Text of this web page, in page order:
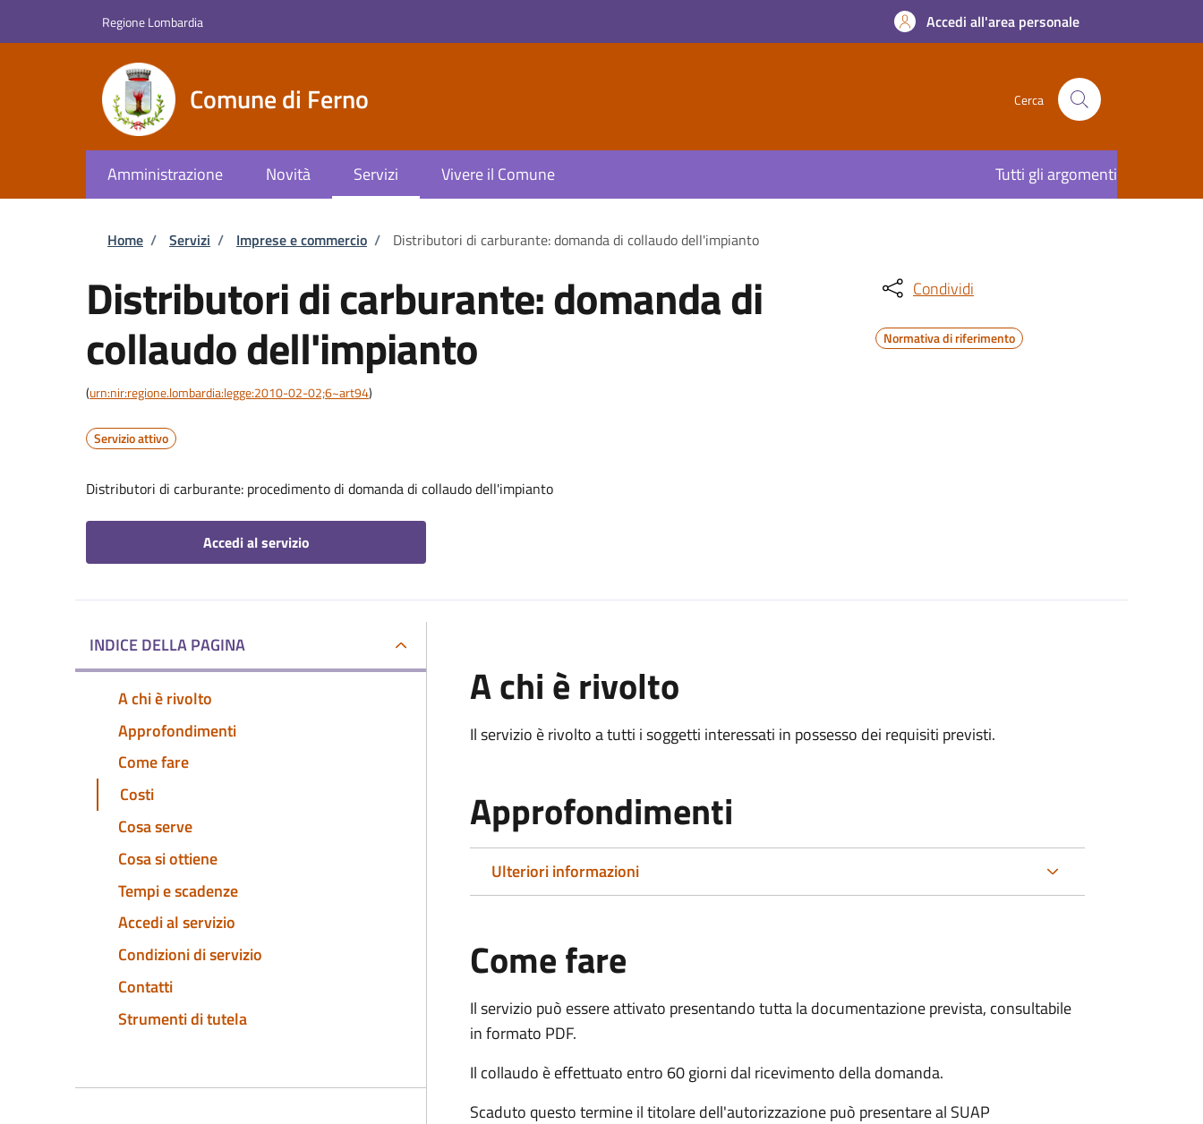
Regione Lombardia Accedi all'area personale
Comune di Ferno Cerca
Amministrazione Novità Servizi Vivere il Comune Tutti gli argomenti
Briciole di pane
Home / Servizi / Imprese e commercio / Distributori di carburante: domanda di collaudo dell'impianto
Distributori di carburante: domanda di
collaudo dell'impianto
(urn:nir:regione.lombardia:legge:2010-02-02;6~art94)
Servizio attivo
Distributori di carburante: procedimento di domanda di collaudo dell'impianto
Accedi al servizio
Condividi
Normativa di riferimento
INDICE DELLA PAGINA
A chi è rivolto
Approfondimenti
Come fare
Costi
Cosa serve
Cosa si ottiene
Tempi e scadenze
Accedi al servizio
Condizioni di servizio
Contatti
Strumenti di tutela
A chi è rivolto
Il servizio è rivolto a tutti i soggetti interessati in possesso dei requisiti previsti.
Approfondimenti
Ulteriori informazioni
Come fare
Il servizio può essere attivato presentando tutta la documentazione prevista, consultabile
in formato PDF.
Il collaudo è effettuato entro 60 giorni dal ricevimento della domanda.
Scaduto questo termine il titolare dell'autorizzazione può presentare al SUAP